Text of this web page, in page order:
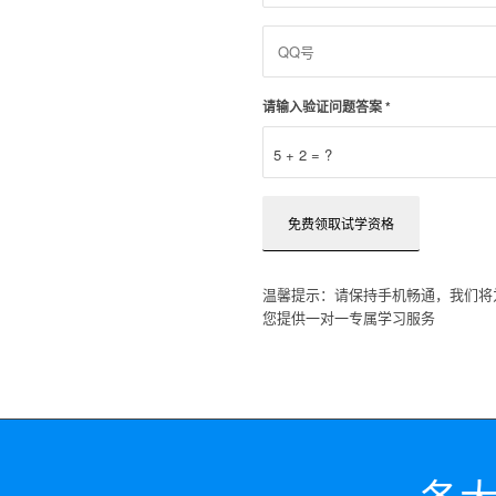
5 + 2 = ?
请输入验证问题答案*
温馨提示：请保持手机畅通，我们
您提供一对一专属学习服务